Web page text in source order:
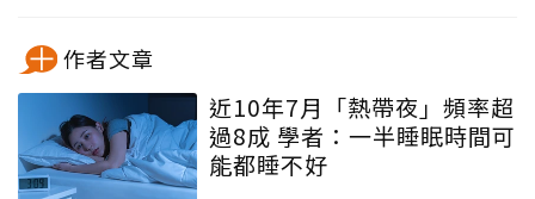
作者文章
近10年7月「熱帶夜」頻率超
過8成 學者：一半睡眠時間可
能都睡不好